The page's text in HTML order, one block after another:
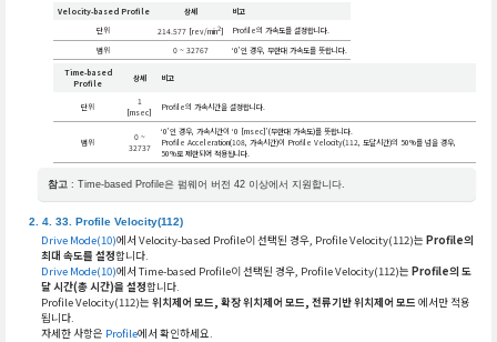
Velocity-based Profile 상세
비고
단위
214.577 [rev/min2]
Profile의 가속도를 설정합니다.
범위
0 ~ 32767 ‘0’인 경우, 무한대 가속도를 뜻합니다.
Time-based
Profile
상세 비고
단위
1
[msec]
Profile의 가속시간을 설정합니다.
범위
0 ~
32737
‘0’인 경우, 가속시간이 ‘0 [msec]’(무한대 가속도)를 뜻합니다.
Profile Acceleration(108, 가속시간)이 Profile Velocity(112, 도달시간)의 50%를 넘을 경우,
50%로 제한되어 적용됩니다.
참고 : Time-based Profile은 펌웨어 버전 42 이상에서 지원합니다.
Profile Velocity(112)
Drive Mode(10)에서 Velocity-based Profile이 선택된 경우, Profile Velocity(112)는 Profile의
최대 속도를 설정합니다.
Drive Mode(10)에서 Time-based Profile이 선택된 경우, Profile Velocity(112)는 Profile의 도
달 시간(총 시간)을 설정합니다.
Profile Velocity(112)는 위치제어 모드, 확장 위치제어 모드, 전류기반 위치제어 모드 에서만 적용
됩니다.
자세한 사항은 Profile에서 확인하세요.